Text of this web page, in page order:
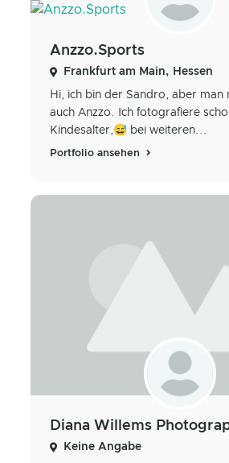
Anzzo.Sports
Frankfurt am Main, Hessen
Hi, ich bin der Sandro, aber man
auch Anzzo. Ich fotografiere
Kindesalter,😅 bei weiteren...
Portfolio ansehen
Diana Willems
Keine Angabe